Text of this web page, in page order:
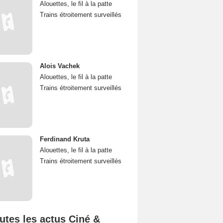
Alouettes, le fil à la patte
Trains étroitement surveillés
Alois Vachek
Alouettes, le fil à la patte
Trains étroitement surveillés
Ferdinand Kruta
Alouettes, le fil à la patte
Trains étroitement surveillés
les actus Ciné &